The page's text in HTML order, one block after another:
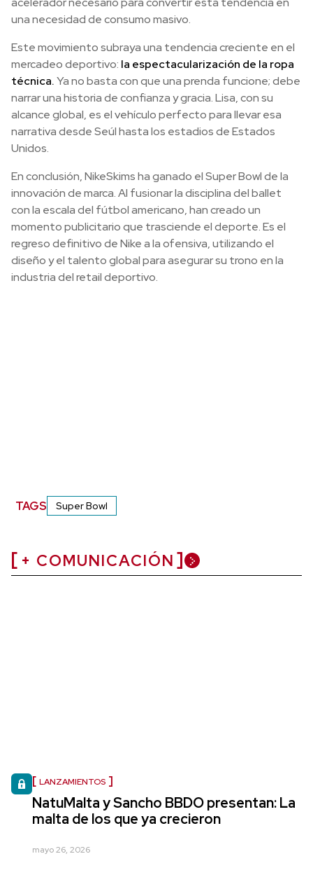
una necesidad de consumo masivo.
Este movimiento subraya una tendencia creciente en el
mercadeo deportivo: la espectacularización de la ropa
técnica.Ya no basta con que una prenda funcione; debe
narrar una historia de confianza y gracia. Lisa, con su
alcance global, es el vehículo perfecto para llevar esa
narrativa desde Seúl hasta los estadios de Estados
Unidos.
En conclusión, NikeSkims ha ganado el Super Bowl de la
innovación de marca. Al fusionar la disciplina del ballet
con la escala del fútbol americano, han creado un
momento publicitario que trasciende el deporte. Es el
regreso definitivo de Nike a la ofensiva, utilizando el
diseño y el talento global para asegurar su trono en la
industria del retail deportivo.
TAGS Super Bowl
+ COMUNICACIÓN
LANZAMIENTOS
NatuMalta y Sancho BBDO presentan: La
malta de los que ya crecieron
mayo 26, 2026